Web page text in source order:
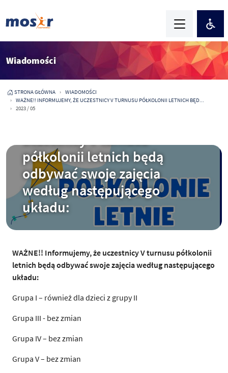
Wiadomości
STRONA GŁÓWNA
WIADOMOŚCI
WAŻNE!! INFORMUJEMY, ŻE UCZESTNICY V TURNUSU PÓŁKOLONII LETNICH BĘD...
2023 / 052023-07-21
półkolonii letnich będą
odbywać swoje zajęcia
według następującego
układu:
WAŻNE!! Informujemy, że uczestnicy V turnusu półkolonii
letnich będą odbywać swoje zajęcia według następującego
układu:
Grupa I – również dla dzieci z grupy II
Grupa III - bez zmian
Grupa IV – bez zmian
Grupa V – bez zmian